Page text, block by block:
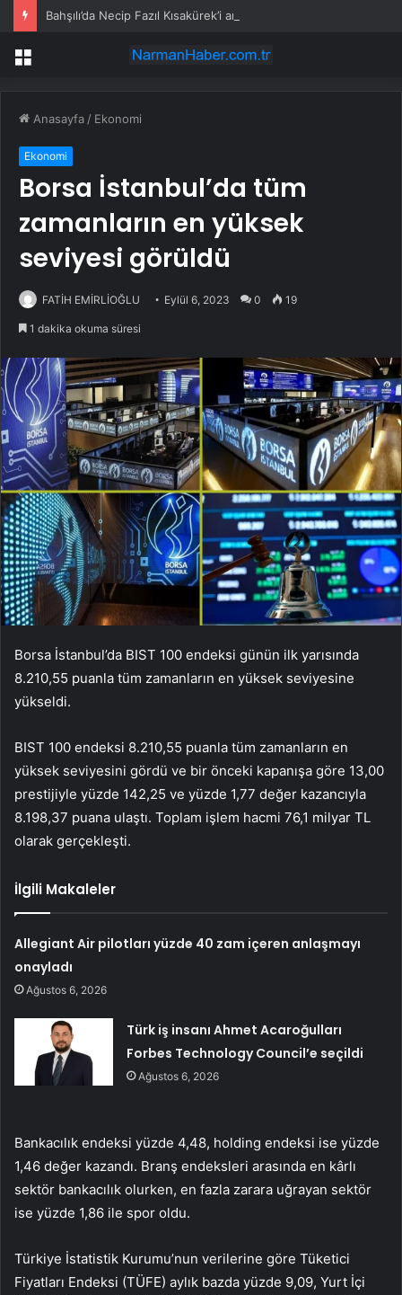
Menü
Anasayfa / Ekonomi
Ekonomi
Borsa İstanbul’da tüm
zamanların en yüksek
seviyesi görüldü
FATİH EMİRLİOĞLU Eylül 6, 2023 0 19
1 dakika okuma süresi
Borsa İstanbul’da BIST 100 endeksi günün ilk yarısında
8.210,55 puanla tüm zamanların en yüksek seviyesine
yükseldi.
BIST 100 endeksi 8.210,55 puanla tüm zamanların en
yüksek seviyesini gördü ve bir önceki kapanışa göre 13,00
prestijiyle yüzde 142,25 ve yüzde 1,77 değer kazancıyla
8.198,37 puana ulaştı. Toplam işlem hacmi 76,1 milyar TL
olarak gerçekleşti.
İlgili Makaleler
Allegiant Air pilotları yüzde 40 zam içeren anlaşmayı
onayladı
Ağustos 6, 2026
Türk iş insanı Ahmet Acaroğulları
Forbes Technology Council’e seçildi
Ağustos 6, 2026
Bankacılık endeksi yüzde 4,48, holding endeksi ise yüzde
1,46 değer kazandı. Branş endeksleri arasında en kârlı
sektör bankacılık olurken, en fazla zarara uğrayan sektör
ise yüzde 1,86 ile spor oldu.
Türkiye İstatistik Kurumu’nun verilerine göre Tüketici
Fiyatları Endeksi (TÜFE) aylık bazda yüzde 9,09, Yurt İçi